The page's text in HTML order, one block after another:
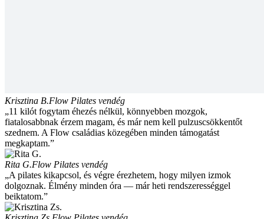
Krisztina B.Flow Pilates vendég
„11 kilót fogytam éhezés nélkül, könnyebben mozgok,
fiatalosabbnak érzem magam, és már nem kell pulzuscsökkentőt
szednem. A Flow családias közegében minden támogatást
megkaptam.”
Rita G.Flow Pilates vendég
„A pilates kikapcsol, és végre érezhetem, hogy milyen izmok
dolgoznak. Élmény minden óra — már heti rendszerességgel
beiktatom.”